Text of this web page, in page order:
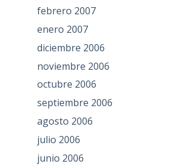
febrero 2007
enero 2007
diciembre 2006
noviembre 2006
octubre 2006
septiembre 2006
agosto 2006
julio 2006
junio 2006